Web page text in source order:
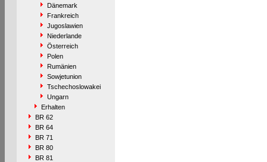
Dänemark
Frankreich
Jugoslawien
Niederlande
Österreich
Polen
Rumänien
Sowjetunion
Tschechoslowakei
Ungarn
Erhalten
BR 62
BR 64
BR 71
BR 80
BR 81